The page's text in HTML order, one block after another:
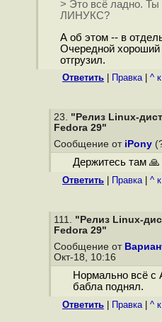
> Это всё ладно.
ЛИНУКС?
А об этом -- в
Очередной хороший
отгрузил.
Ответить Правка| ^
23. "Релиз Linux-
Fedora 29"
Сообщение от iPony
Держитесь там 🙏
Ответить Правка| ^
111. "Релиз Linux-
Fedora 29"
Сообщение от
Окт-18, 10:16
Нормально всё с
бабла поднял.
Ответить Правка| ^